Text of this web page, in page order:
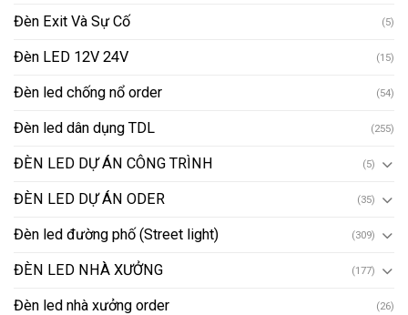
Đèn Exit Và Sự Cố (5)
Đèn LED 12V 24V (15)
Đèn led chống nổ order (54)
Đèn led dân dụng TDL (255)
ĐÈN LED DỰ ÁN CÔNG TRÌNH (5)
ĐÈN LED DỰ ÁN ODER (35)
Đèn led đường phố (Street light) (309)
ĐÈN LED NHÀ XƯỞNG (177)
Đèn led nhà xưởng order (26)